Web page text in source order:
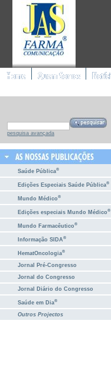
pesquisa avançada
Saúde Pública®
Edições Especiais Saúde Pública®
Mundo Médico®
Edições especiais Mundo Médico®
Mundo Farmacêutico®
Informação SIDA®
HematOncologia®
Jornal Pré-Congresso
Jornal do Congresso
Jornal Diário do Congresso
Saúde em Dia®
Outros Projectos